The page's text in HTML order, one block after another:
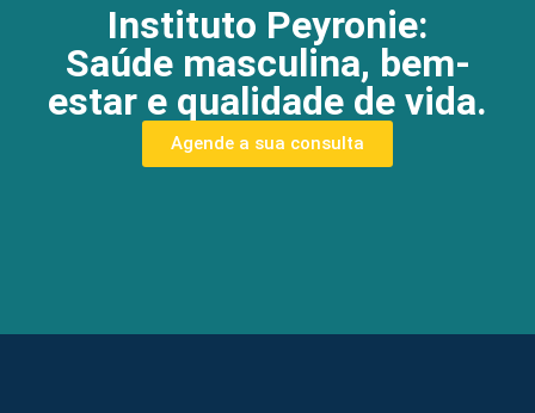
Instituto Peyronie:
Saúde masculina, bem-
estar e qualidade de vida.
Agende a sua consulta